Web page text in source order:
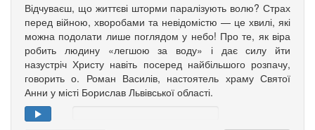
Відчуваєш, що життєві шторми паралізують волю? Страх
перед війною, хворобами та невідомістю — це хвилі, які
можна подолати лише поглядом у небо! Про те, як віра
робить людину «легшою за воду» і дає силу йти
назустріч Христу навіть посеред найбільшого розпачу,
говорить о. Роман Василів, настоятель храму Святої
Анни у місті Борислав Львівської області.